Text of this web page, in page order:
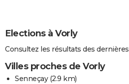
Elections à Vorly
Consultez les résultats des dernières
Villes proches de Vorly
Senneçay(2.9 km)